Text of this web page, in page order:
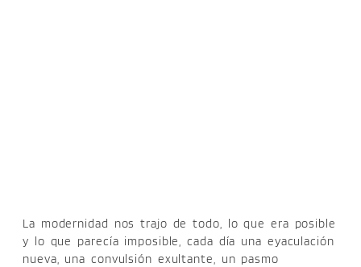
La modernidad nos trajo de todo, lo que era posible
y lo que parecía imposible, cada día una eyaculación
nueva, una convulsión exultante, un pasmo